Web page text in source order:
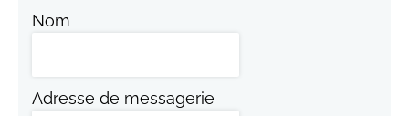
Nom
Adresse de messagerie